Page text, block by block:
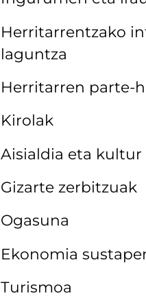
Herritarrentzako
laguntza
Herritarren parte-
Kirolak
Aisialdia eta kultur
Gizarte zerbitzuak
Ogasuna
Ekonomia
Turismoa